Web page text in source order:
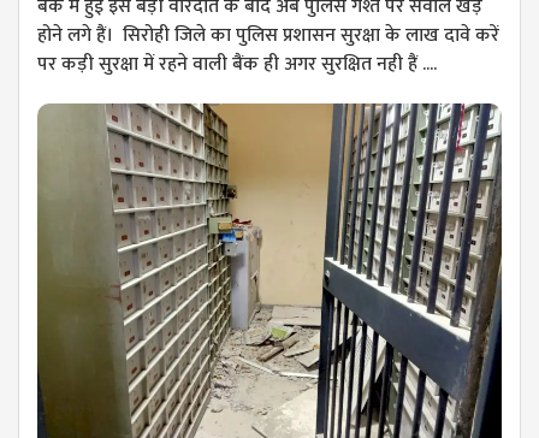
बैंक में हुई इस बड़ी वारदात के बाद अब पुलिस गश्त पर सवाल खड़े
होने लगे हैं। सिरोही जिले का पुलिस प्रशासन सुरक्षा के लाख दावे करें
पर कड़ी सुरक्षा में रहने वाली बैंक ही अगर सुरक्षित नही हैं ....